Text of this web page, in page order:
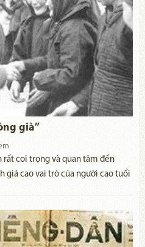
già”
rất coi trọng và quan tâm đến
giá cao vai trò của người cao tuổi
ân cần và sự quan tâm sâu sắc.